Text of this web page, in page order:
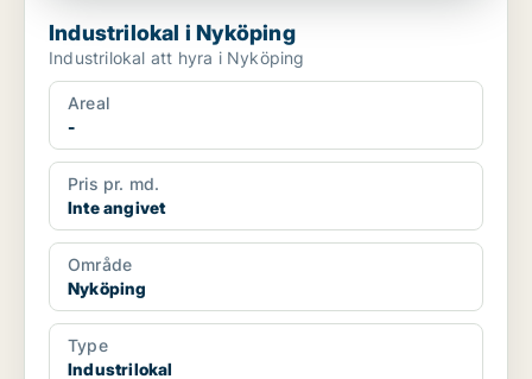
Industrilokal i Nyköping
Industrilokal att hyra i Nyköping
Areal
-
Pris pr. md.
Inte angivet
Område
Nyköping
Type
Industrilokal